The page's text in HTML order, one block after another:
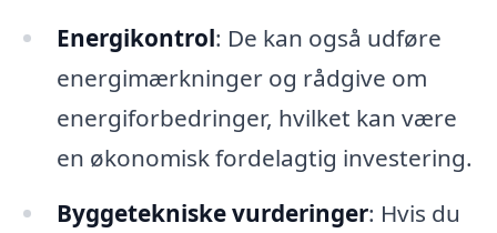
Energikontrol: De kan også udføre
energimærkninger og rådgive om
energiforbedringer, hvilket kan være
en økonomisk fordelagtig investering.
Byggetekniske vurderinger: Hvis du